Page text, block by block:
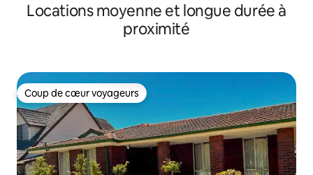
Locations moyenne et longue durée à
proximité
Coup de cœur voyageurs
Coup de cœur voyageurs